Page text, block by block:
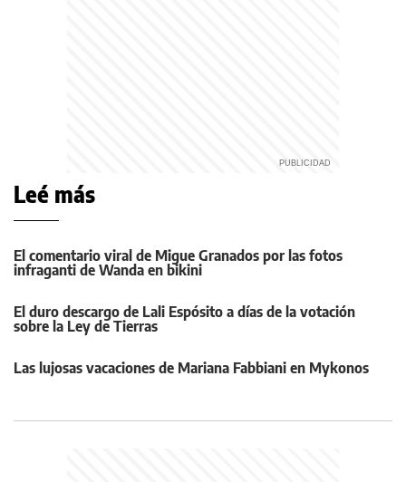
Leé más
El comentario viral de Migue Granados por las fotos
infraganti de Wanda en bikini
El duro descargo de Lali Espósito a días de la votación
sobre la Ley de Tierras
Las lujosas vacaciones de Mariana Fabbiani en Mykonos